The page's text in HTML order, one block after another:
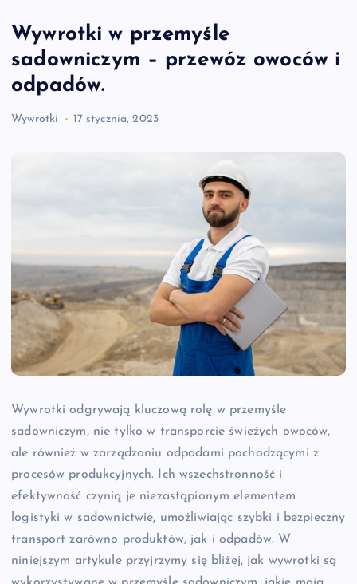
Wywrotki w przemyśle
sadowniczym – przewóz owoców i
odpadów.
Wywrotki 17 stycznia, 2023
Wywrotki odgrywają kluczową rolę w przemyśle
sadowniczym, nie tylko w transporcie świeżych owoców,
ale również w zarządzaniu odpadami pochodzącymi z
procesów produkcyjnych. Ich wszechstronność i
efektywność czynią je niezastąpionym elementem
logistyki w sadownictwie, umożliwiając szybki i bezpieczny
transport zarówno produktów, jak i odpadów. W
niniejszym artykule przyjrzymy się bliżej, jak wywrotki są